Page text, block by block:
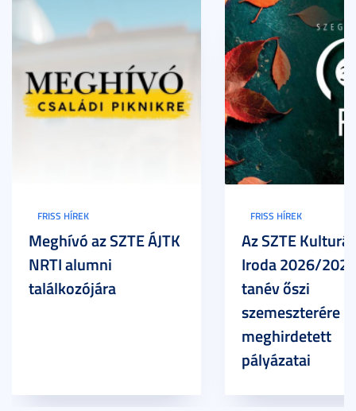
FRISS HÍREK
Meghívó az SZTE ÁJTK
NRTI alumni
találkozójára
FRISS HÍREK
Az SZTE
Iroda 2026/
tanév őszi
szemeszterére
meghirdetett
pályázatai